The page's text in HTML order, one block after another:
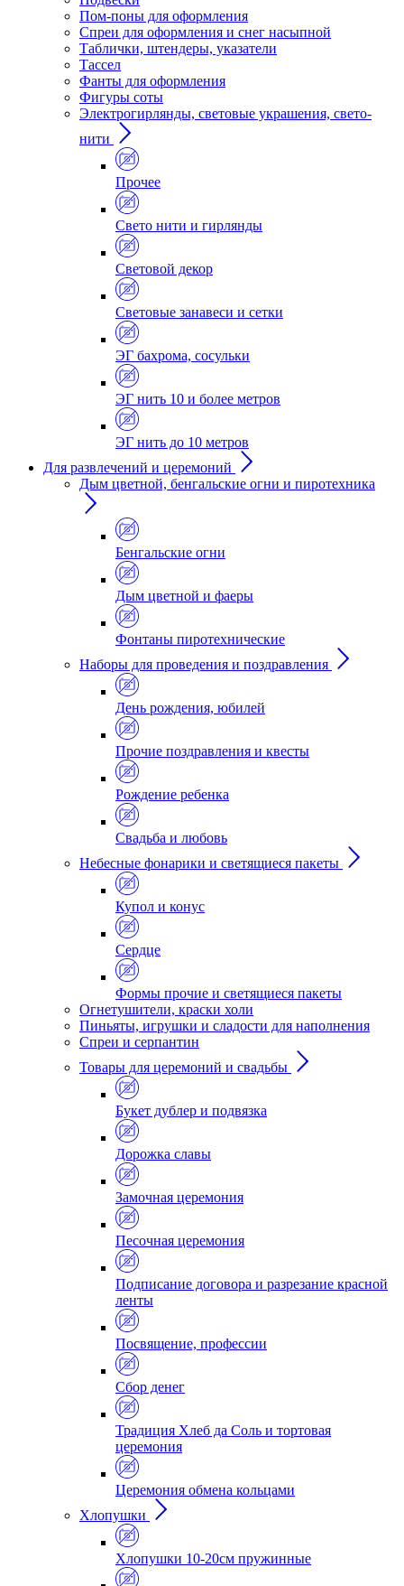
Пом-поны для оформления
Спреи для оформления и снег насыпной
Таблички, штендеры, указатели
Тассел
Фанты для оформления
Фигуры соты
Электрогирлянды, световые украшения, свето-
нити
Прочее
Свето нити и гирлянды
Световой декор
Световые занавеси и сетки
ЭГ бахрома, сосульки
ЭГ нить 10 и более метров
ЭГ нить до 10 метров
Для развлечений и церемоний
Дым цветной, бенгальские огни и пиротехника
Бенгальские огни
Дым цветной и фаеры
Фонтаны пиротехнические
Наборы для проведения и поздравления
День рождения, юбилей
Прочие поздравления и квесты
Рождение ребенка
Свадьба и любовь
Небесные фонарики и светящиеся пакеты
Купол и конус
Сердце
Формы прочие и светящиеся пакеты
Огнетушители, краски холи
Пиньяты, игрушки и сладости для наполнения
Спреи и серпантин
Товары для церемоний и свадьбы
Букет дублер и подвязка
Дорожка славы
Замочная церемония
Песочная церемония
Подписание договора и разрезание красной
ленты
Посвящение, профессии
Сбор денег
Традиция Хлеб да Соль и тортовая
церемония
Церемония обмена кольцами
Хлопушки
Хлопушки 10-20см пружинные